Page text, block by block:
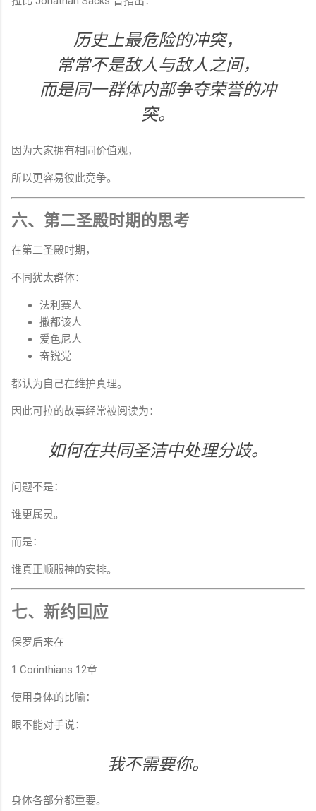
历史上最危险的冲突，
常常不是敌人与敌人之间，
而是同一群体内部争夺荣誉的冲
突。
因为大家拥有相同价值观，
所以更容易彼此竞争。
六、第二圣殿时期的思考
在第二圣殿时期，
不同犹太群体：
法利赛人
撒都该人
爱色尼人
奋锐党
都认为自己在维护真理。
因此可拉的故事经常被阅读为：
如何在共同圣洁中处理分歧。
问题不是：
谁更属灵。
而是：
谁真正顺服神的安排。
七、新约回应
保罗后来在
1 Corinthians 12章
使用身体的比喻：
眼不能对手说：
我不需要你。
身体各部分都重要。